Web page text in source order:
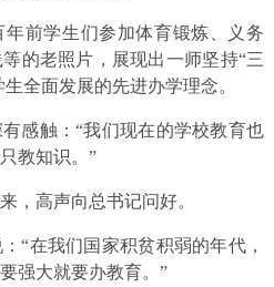
前学生们参加体育锻炼、义务
的老照片，展现出一师坚持“三
全面发展的先进办学理念。
感触：“我们现在的学校教育也
教知识。”
，高声向总书记问好。
“在我们国家积贫积弱的年代，
强大就要办教育。”